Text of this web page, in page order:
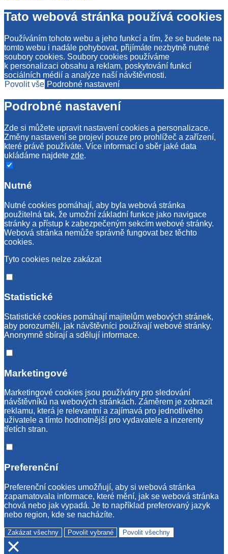
Tato webová stránka používá cookies
Používáním tohoto webu a jeho funkcí a tím, že se budete na
tomto webu i nadále pohybovat, přijímáte nezbytně nutné
soubory cookies. Soubory cookies používáme
k personalizaci obsahu a reklam, poskytování funkcí
sociálních médií a analýze naší návštěvnosti.
Povolit vše Podrobné nastavení
Podrobné nastavení
Zde si můžete upravit nastavení cookies a personalizace.
Změny nastavení se projeví pouze pro prohlížeč a zařízení,
které právě používáte. Více informací o sběr jaké data
ukládáme najdete zde.
Nutné
Nutné cookies pomáhají, aby byla webová stránka
použitelná tak, že umožní základní funkce jako navigace
stránky a přístup k zabezpečeným sekcím webové stránky.
Webová stránka nemůže správně fungovat bez těchto
cookies.
Tyto cookies nelze zakázat
Statistické
Statistické cookies pomáhají majitelům webových stránek,
aby porozuměli, jak návštěvníci používají webové stránky.
Anonymně sbírají a sdělují informace.
Marketingové
Marketingové cookies jsou používány pro sledování
návštěvníků na webových stránkách. Záměrem je zobrazit
reklamu, která je relevantní a zajímavá pro jednotlivého
uživatele a tímto hodnotnější pro vydavatele a inzerenty
třetích stran.
Preferenční
Preferenční cookies umožňují, aby si webová stránka
zapamatovala informace, které mění, jak se webová stránka
chová nebo jak vypadá. Je to například preferovaný jazyk
nebo region, kde se nacházíte.
Zakázat všechny Povolit vybrané